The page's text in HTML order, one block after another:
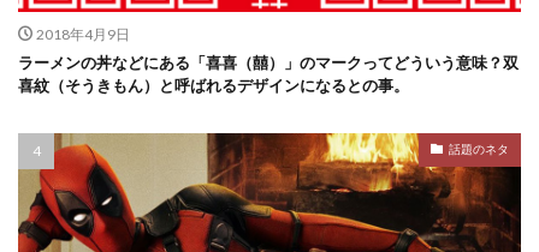
2018年4月9日
ラーメンの丼などにある「喜喜（囍）」のマークってどういう意味？双
喜紋（そうきもん）と呼ばれるデザインになるとの事。
話題のネタ